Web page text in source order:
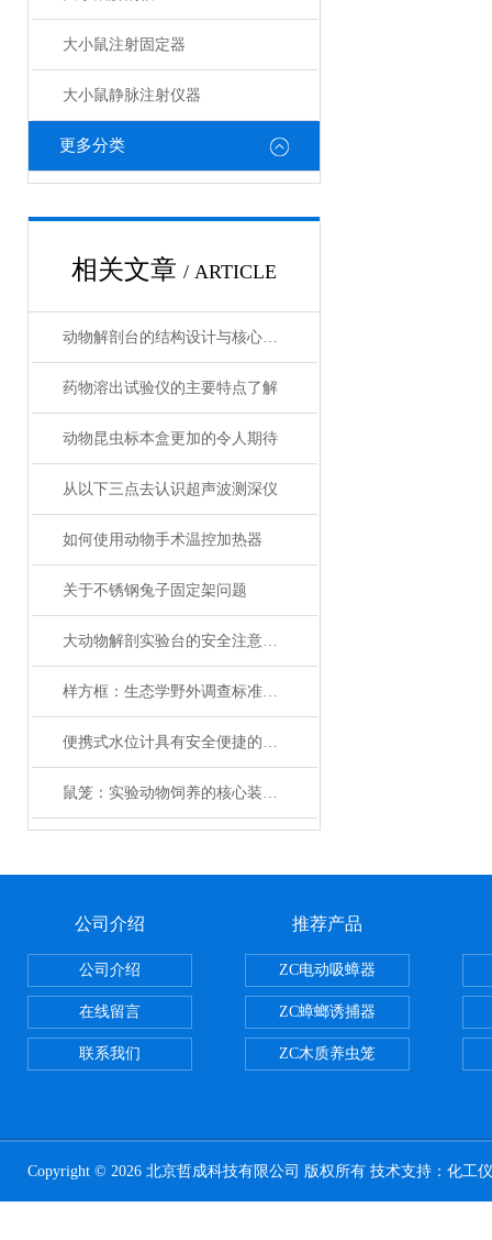
大小鼠注射固定器
大小鼠静脉注射仪器
更多分类
相关文章 / ARTICLE
动物解剖台的结构设计与核心功能介绍
药物溶出试验仪的主要特点了解
动物昆虫标本盒更加的令人期待
从以下三点去认识超声波测深仪
如何使用动物手术温控加热器
关于不锈钢兔子固定架问题
大动物解剖实验台的安全注意事项和操作规范
样方框：生态学野外调查标准化取样基础工具
便携式水位计具有安全便捷的优点
鼠笼：实验动物饲养的核心装备与技术演进
公司介绍
公司介绍
在线留言
联系我们
推荐产品
ZC电动吸蟑器
ZC蟑螂诱捕器
ZC木质养虫笼
Copyright © 2026 北京哲成科技有限公司 版权所有 技术支持： 化工